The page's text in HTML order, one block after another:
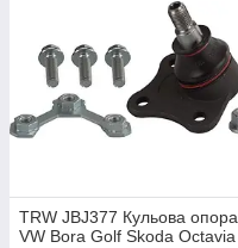
TRW JBJ377 Кульова опора
VW Bora Golf Skoda Octavia